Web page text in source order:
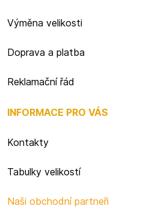
Výměna velikosti
Doprava a platba
Reklamační řád
INFORMACE PRO VÁS
Kontakty
Tabulky velikostí
Naši obchodní partneři